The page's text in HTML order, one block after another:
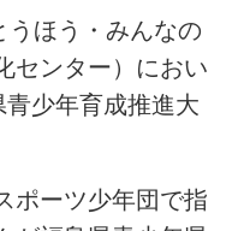
うほう・みんなの
センター）におい
少年育成推進大
ポーツ少年団で指